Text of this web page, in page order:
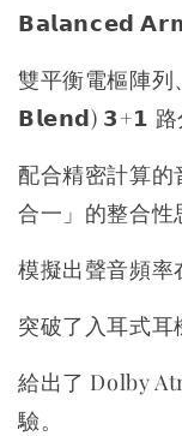
𝗕𝗮𝗹𝗮𝗻𝗰𝗲𝗱
雙平衡電樞陣
𝗕𝗹𝗲𝗻𝗱) 𝟯+𝟭 路
配合精密計算的
合一」的整合性
模擬出聲音頻率
突破了入耳式耳
給出了 Dolby
驗。